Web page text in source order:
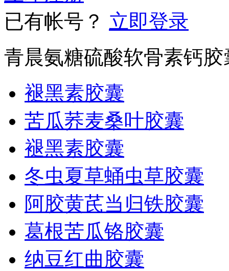
已有帐号？ 立即登录
青晨氨糖硫酸软骨素钙
褪黑素胶囊
苦瓜荞麦桑叶胶囊
褪黑素胶囊
冬虫夏草蛹虫草胶囊
阿胶黄芪当归铁胶囊
葛根苦瓜铬胶囊
纳豆红曲胶囊